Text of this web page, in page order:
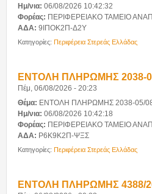
Ημ/νια: 06/08/2026 10:42:32
Φορέας: ΠΕΡΙΦΕΡΕΙΑΚΟ ΤΑΜΕΙΟ
ΑΔΑ: 9ΙΠΟΚ2Π-Δ2Υ
Κατηγορίες: Περιφέρεια Στερεάς Ελλάδας
ΕΝΤΟΛΗ ΠΛΗΡΩΜΗΣ 2038-
Πέμ, 06/08/2026 - 20:23
Θέμα: ΕΝΤΟΛΗ ΠΛΗΡΩΜΗΣ 2038-05/
Ημ/νια: 06/08/2026 10:42:18
Φορέας: ΠΕΡΙΦΕΡΕΙΑΚΟ ΤΑΜΕΙΟ
ΑΔΑ: Ρ6Κ9Κ2Π-ΨΞΣ
Κατηγορίες: Περιφέρεια Στερεάς Ελλάδας
ΕΝΤΟΛΗ ΠΛΗΡΩΜΗΣ 4388/